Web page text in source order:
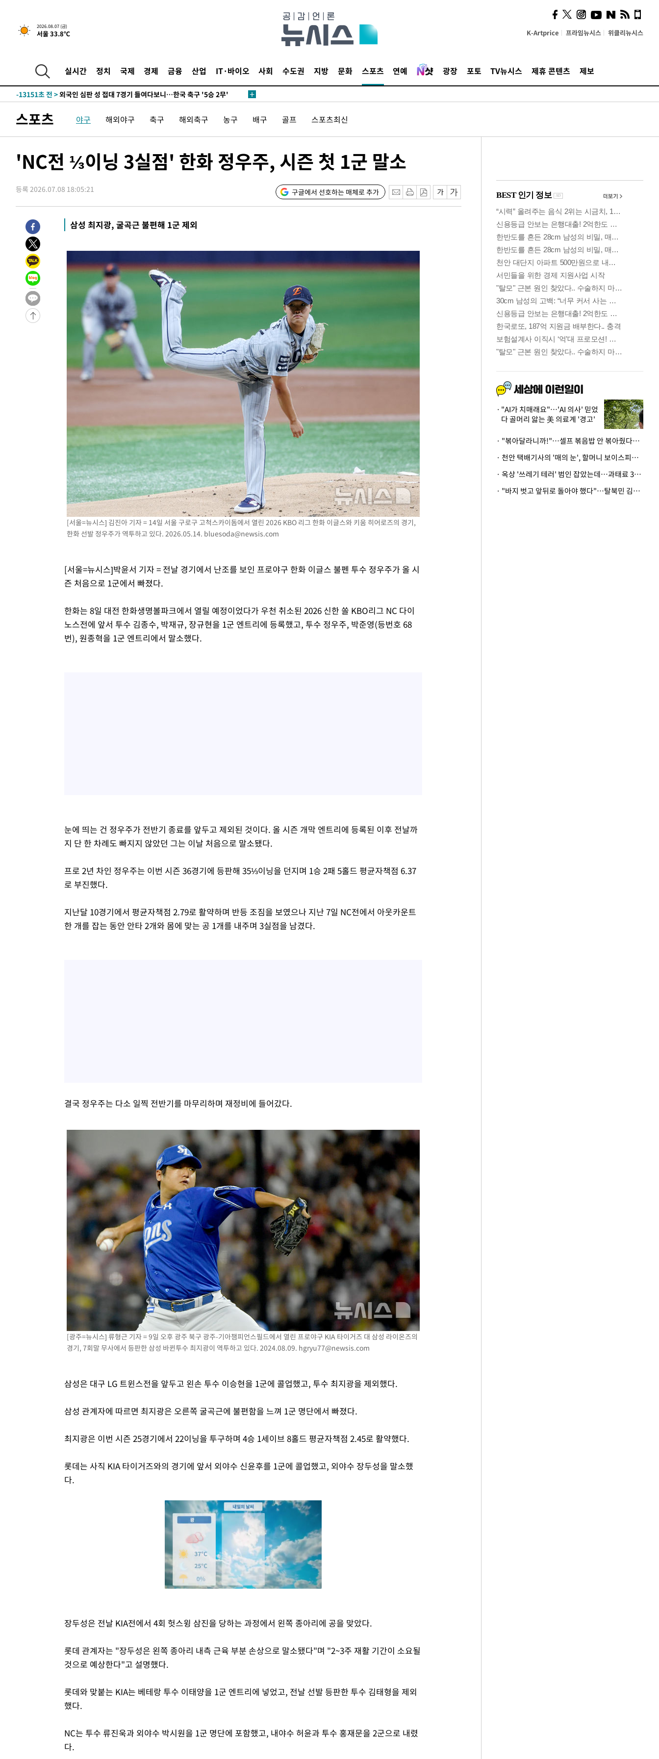
2026.08.07 (금)
서울 33.8℃ K-Artprice 프라임뉴시스 위클리뉴시스
실시간 정치 국제 경제 금융 산업 IT·바이오 사회 수도권 지방 문화 스포츠 연예 광장 포토 TV뉴시스 제휴 콘텐츠 제보
-20802초 전 >[속보]이 대통령, '호우피해' 안동·의성 관할 4개 면 특별재난지역
선포
-20765초 전 >[단독]중수청 지원 검사들, 정원 초과 시 낮은 계급 임용…희망지 못
-17042초 전 >
SK하이닉스, 용인·청주 팹에 54조 투자…"AI 메모리 수요 선제 대
-13898초 전 >
-13151초 전 >외국인 심판 성 접대 7경기 들여다보니…한국 축구 '5승 2무'
-12838초 전 >
[속보]코스피, 6200선 약보합…0.60% 내린 6258.77에 마쳐
-12818초 전 >[속보]원·달러 환율, 7.7원 내린 1416.1원 마감
-9797초 전 >[속보]종합특검, '계엄 수용공간 확보' 신용해 前교정본부장 기소
-8641초 전 >11시간 압수수색에 성접대 파문까지…'쑥대밭' 된 축구협회
-7663초 전 >[속보]규제합리화위원회 부위원장에 김태유 서울대 공대 교수…이병
-4021초 전 >
[속보]국힘 윤리위, '돌려차기 발언' 진종오·서범수 징계 절차 개시
10분 전 >
[속보] 7월 중국 수출 23.9%↑ 수입 27.5%↑…무역총액 25.3%↑
58분 전 >
-30205초 전 >
실천"
-29290초 전 >
이란, "오만과 '중앙 단일 루트' 합의…북쪽 인바운드·남쪽 아웃바
운드는 임시"
-20858초 전 >
"낮 기온 소폭 하락"…수도권 폭염중대경보, 폭염경보로 하향
-20822초 전 >
[속보]이 대통령, '호우피해' 안동·의성 관할 4개 면 특별재난지역
선포
-20785초 전 >
[단독]중수청 지원 검사들, 정원 초과 시 낮은 계급 임용…희망지 못
갈 수도
낮 최고 37도 찜통더위…곳곳 소나기·강원 많은 비[내일날씨]
SK하이닉스, 용인·청주 팹에 54조 투자…"AI 메모리 수요 선제 대
여자배구 이재영·이다영 자매, 아제르바이잔 투란VC 입단
외국인 심판 성 접대 7경기 들여다보니…한국 축구 '5승 2무'
[속보]코스닥, 2.86포인트(0.36%) 내린 798.81마감
[속보] 노원서 40.1도 관측…서울, 2018년 이후 첫 40도
[속보]종합특검, '계엄 수용공간 확보' 신용해 前교정본부장 기소
외신들도 주목한 韓축구 파문…"국민적 공분에 수사 재개"
11시간 압수수색에 성접대 파문까지…'쑥대밭' 된 축구협회
[속보]규제합리화위원회 부위원장에 김태유 서울대 공대 교수…이병
[속보]국힘 윤리위, '돌려차기 발언' 진종오·서범수 징계 절차 개시
[속보] 7월 중국 수출 23.9%↑ 수입 27.5%↑…무역총액 25.3%↑
[속보]'채상병 순직 책임' 임성근, 항소심도 징역 3년
스포츠 야구 해외야구 축구 해외축구 농구 배구 골프 스포츠최신
'NC전 ⅓이닝 3실점' 한화 정우주, 시즌 첫 1군 말소
등록 2026.07.08 18:05:21 구글에서 선호하는 매체로 추가
삼성 최지광, 굴곡근 불편해 1군 제외
[서울=뉴시스] 김진아 기자 = 14일 서울 구로구 고척스카이돔에서 열린 2026 KBO 리그 한화 이글스와 키움 히어로즈의 경기,
한화 선발 정우주가 역투하고 있다. 2026.05.14. bluesoda@newsis.com
[서울=뉴시스]박윤서 기자 = 전날 경기에서 난조를 보인 프로야구 한화 이글스 불펜 투수 정우주가 올 시
즌 처음으로 1군에서 빠졌다.
한화는 8일 대전 한화생명볼파크에서 열릴 예정이었다가 우천 취소된 2026 신한 쏠 KBO리그 NC 다이
노스전에 앞서 투수 김종수, 박재규, 장규현을 1군 엔트리에 등록했고, 투수 정우주, 박준영(등번호 68
번), 원종혁을 1군 엔트리에서 말소했다.
눈에 띄는 건 정우주가 전반기 종료를 앞두고 제외된 것이다. 올 시즌 개막 엔트리에 등록된 이후 전날까
지 단 한 차례도 빠지지 않았던 그는 이날 처음으로 말소됐다.
프로 2년 차인 정우주는 이번 시즌 36경기에 등판해 35⅓이닝을 던지며 1승 2패 5홀드 평균자책점 6.37
로 부진했다.
지난달 10경기에서 평균자책점 2.79로 활약하며 반등 조짐을 보였으나 지난 7일 NC전에서 아웃카운트
한 개를 잡는 동안 안타 2개와 몸에 맞는 공 1개를 내주며 3실점을 남겼다.
결국 정우주는 다소 일찍 전반기를 마무리하며 재정비에 들어갔다.
[광주=뉴시스] 류형근 기자 = 9일 오후 광주 북구 광주-기아챔피언스필드에서 열린 프로야구 KIA 타이거즈 대 삼성 라이온즈의
경기, 7회말 무사에서 등판한 삼성 바뀐투수 최지광이 역투하고 있다. 2024.08.09. hgryu77@newsis.com
삼성은 대구 LG 트윈스전을 앞두고 왼손 투수 이승현을 1군에 콜업했고, 투수 최지광을 제외했다.
삼성 관계자에 따르면 최지광은 오른쪽 굴곡근에 불편함을 느껴 1군 명단에서 빠졌다.
최지광은 이번 시즌 25경기에서 22이닝을 투구하며 4승 1세이브 8홀드 평균자책점 2.45로 활약했다.
롯데는 사직 KIA 타이거즈와의 경기에 앞서 외야수 신윤후를 1군에 콜업했고, 외야수 장두성을 말소했
다.
Mute
장두성은 전날 KIA전에서 4회 헛스윙 삼진을 당하는 과정에서 왼쪽 종아리에 공을 맞았다.
롯데 관계자는 "장두성은 왼쪽 종아리 내측 근육 부분 손상으로 말소됐다"며 "2~3주 재활 기간이 소요될
것으로 예상한다"고 설명했다.
롯데와 맞붙는 KIA는 베테랑 투수 이태양을 1군 엔트리에 넣었고, 전날 선발 등판한 투수 김태형을 제외
했다.
NC는 투수 류진욱과 외야수 박시원을 1군 명단에 포함했고, 내야수 허윤과 투수 홍재문을 2군으로 내렸
다.
시, 스마트폰 액세서리에
NFC 더했다
"AI가 치매래요"…'AI 의사' 믿었
다 골머리 앓는 美 의료계 '경고'
· "볶아달라니까!"…셀프 볶음밥 안 볶아줬다고 사장 폭행한 손님
· 천안 택배기사의 '매의 눈', 할머니 보이스피싱 피해 막아
· 옥상 '쓰레기 테러' 범인 잡았는데…과태료 3만원 처분에 숙박업주 허탈
· "바지 벗고 앞뒤로 돌아야 했다"…탈북민 김서아, 기쁨조 검사 수치심 회상